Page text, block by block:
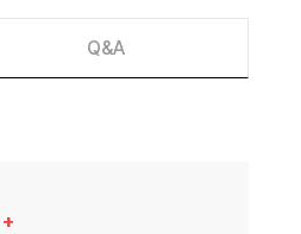
Q&A
+